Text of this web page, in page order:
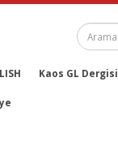
Kaos GL Dergisi